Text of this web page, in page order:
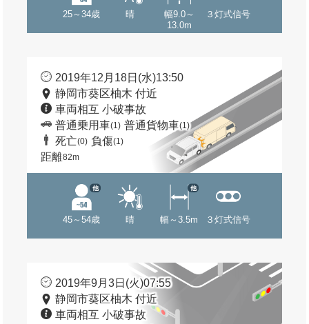
25～34歳 晴
幅9.0～
13.0m
３灯式信号
2019年12月18日(水)13:50
静岡市葵区柚木 付近
車両相互 小破事故
普通乗用車(1) 普通貨物車(1)
死亡(0) 負傷(1)
距離82m
45～54歳
他
晴 幅～3.5m
他
３灯式信号
2019年9月3日(火)07:55
静岡市葵区柚木 付近
車両相互 小破事故